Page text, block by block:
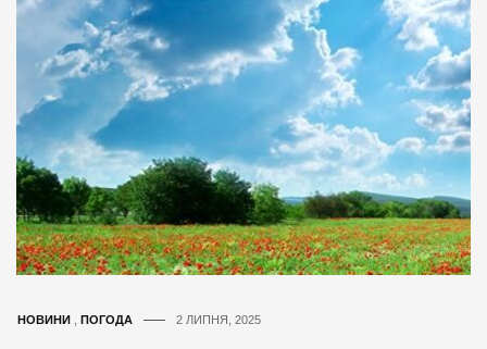
НОВИНИ , ПОГОДА 2 ЛИПНЯ, 2025